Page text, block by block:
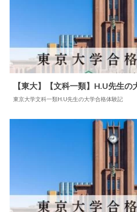
【東大】【文科一類】H.U先生
東京大学文科一類H.U先生の大学合格体験記